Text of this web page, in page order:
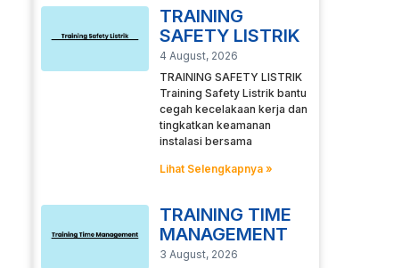
TRAINING
SAFETY LISTRIK
4 August, 2026
TRAINING SAFETY LISTRIK
Training Safety Listrik bantu
cegah kecelakaan kerja dan
tingkatkan keamanan
instalasi bersama
Lihat Selengkapnya »
TRAINING TIME
MANAGEMENT
3 August, 2026